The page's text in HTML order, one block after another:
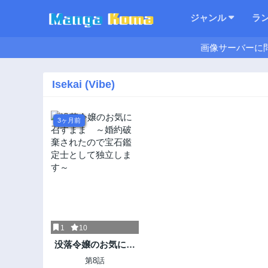
ジャンル ラ
画像サーバーに
Isekai (Vibe)
3ヶ月前
1 10
没落令嬢のお気に召
すまま ～婚約破棄
第8話